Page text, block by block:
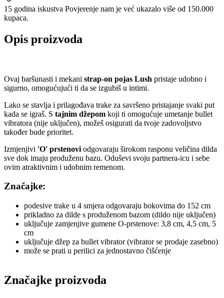
15 godina iskustva Povjerenje nam je već ukazalo više od 150.000
kupaca.
Opis proizvoda
Ovaj baršunasti i mekani strap-on pojas Lush pristaje udobno i
sigurno, omogućujući ti da se izgubiš u intimi.
Lako se stavlja i prilagođava trake za savršeno pristajanje svaki put
kada se igraš. S tajnim džepom koji ti omogućuje umetanje bullet
vibratora (nije uključen), možeš osigurati da tvoje zadovoljstvo
također bude prioritet.
Izmjenjivi 'O' prstenovi odgovaraju širokom rasponu veličina dilda
sve dok imaju produženu bazu. Oduševi svoju partnera-icu i sebe
ovim atraktivnim i udobnim remenom.
Značajke:
podesive trake u 4 smjera odgovaraju bokovima do 152 cm
prikladno za dilde s produženom bazom (dildo nije uključen)
uključuje zamjenjive gumene O-prstenove: 3,8 cm, 4,5 cm, 5
cm
uključuje džep za bullet vibrator (vibrator se prodaje zasebno)
može se prati u perilici za jednostavno čišćenje
Značajke proizvoda